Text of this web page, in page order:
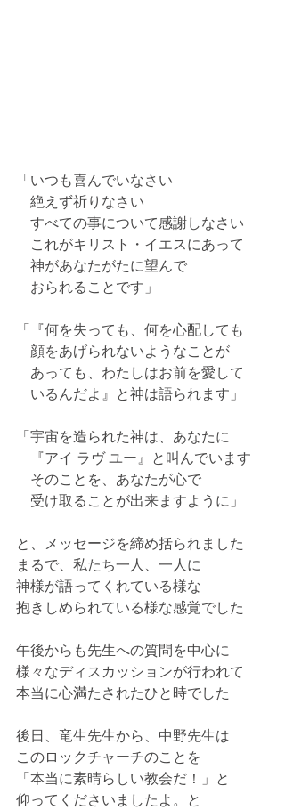
「いつも喜んでいなさい
絶えず祈りなさい
すべての事について感謝しなさい
これがキリスト・イエスにあって
神があなたがたに望んで
おられることです」
「『何を失っても、何を心配しても
顔をあげられないようなことが
あっても、わたしはお前を愛して
いるんだよ』と神は語られます」
「宇宙を造られた神は、あなたに
『アイ ラヴ ユー』と叫んでいます
そのことを、あなたが心で
受け取ることが出来ますように」
と、メッセージを締め括られました
まるで、私たち一人、一人に
神様が語ってくれている様な
抱きしめられている様な感覚でした
午後からも先生への質問を中心に
様々なディスカッションが行われて
本当に心満たされたひと時でした
後日、竜生先生から、中野先生は
このロックチャーチのことを
「本当に素晴らしい教会だ！」と
仰ってくださいましたよ。と